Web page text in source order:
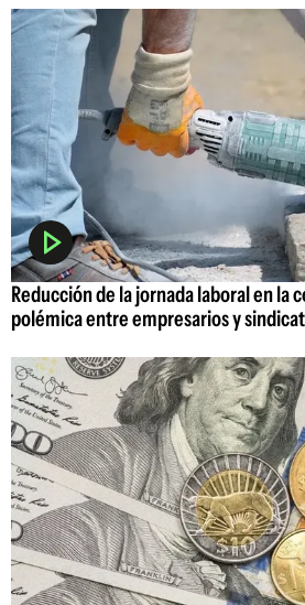
Reducción de la jornada laboral en la
polémica entre empresarios y